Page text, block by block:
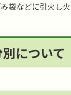
袋などに引火し
について